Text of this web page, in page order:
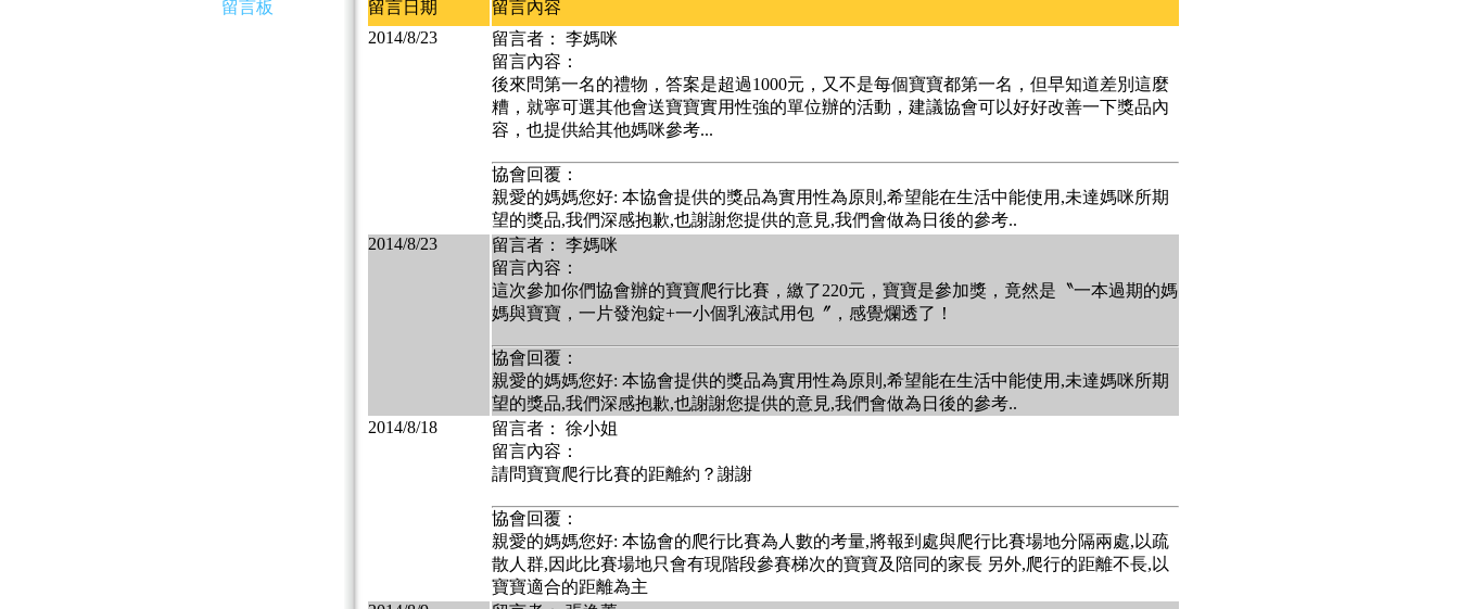
留言板 留言日期
留言內容
2014/8/23
留言者： 李媽咪
留言內容：
後來問第一名的禮物，答案是超過1000元，又不是每個寶寶都第一名，但早知道差別這麼
糟，就寧可選其他會送寶寶實用性強的單位辦的活動，建議協會可以好好改善一下獎品內
容，也提供給其他媽咪參考...
協會回覆：
親愛的媽媽您好: 本協會提供的獎品為實用性為原則,希望能在生活中能使用,未達媽咪所期
望的獎品,我們深感抱歉,也謝謝您提供的意見,我們會做為日後的參考..
2014/8/23
留言者： 李媽咪
留言內容：
這次參加你們協會辦的寶寶爬行比賽，繳了220元，寶寶是參加獎，竟然是〝一本過期的媽
媽與寶寶，一片發泡錠+一小個乳液試用包〞，感覺爛透了！
協會回覆：
親愛的媽媽您好: 本協會提供的獎品為實用性為原則,希望能在生活中能使用,未達媽咪所期
望的獎品,我們深感抱歉,也謝謝您提供的意見,我們會做為日後的參考..
2014/8/18
留言者： 徐小姐
留言內容：
請問寶寶爬行比賽的距離約？謝謝
協會回覆：
親愛的媽媽您好: 本協會的爬行比賽為人數的考量,將報到處與爬行比賽場地分隔兩處,以疏
散人群,因此比賽場地只會有現階段參賽梯次的寶寶及陪同的家長 另外,爬行的距離不長,以
寶寶適合的距離為主